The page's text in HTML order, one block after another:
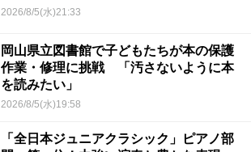
2026/8/5(水)21:33
岡山県立図書館で子どもたちが本の保護
作業・修理に挑戦 「汚さないように本
を読みたい」
2026/8/5(水)19:58
「全日本ジュニアクラシック」ピアノ部